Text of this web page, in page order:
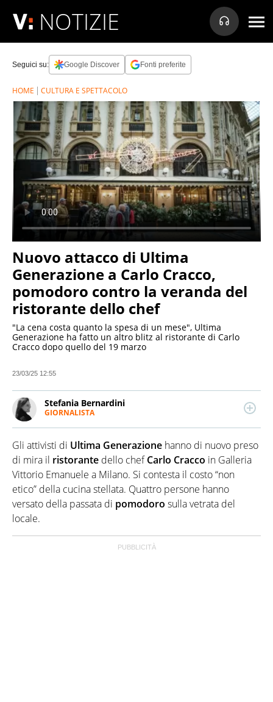
NOTIZIE
Seguici su: Google Discover Fonti preferite
HOME CULTURA E SPETTACOLO
Nuovo attacco di Ultima
Generazione a Carlo Cracco,
pomodoro contro la veranda del
ristorante dello chef
"La cena costa quanto la spesa di un mese", Ultima
Generazione ha fatto un altro blitz al ristorante di Carlo
Cracco dopo quello del 19 marzo
23/03/25 12:55
Stefania Bernardini
GIORNALISTA
soprattutto di cronaca, politica, economia e
spettacolo.
Gli attivisti di Ultima Generazione hanno di nuovo preso
di mira il ristorante dello chefCarlo Cracco in Galleria
Vittorio Emanuele a Milano. Si contesta il costo “non
etico” della cucina stellata. Quattro persone hanno
versato della passata di pomodoro sulla vetrata del
locale.